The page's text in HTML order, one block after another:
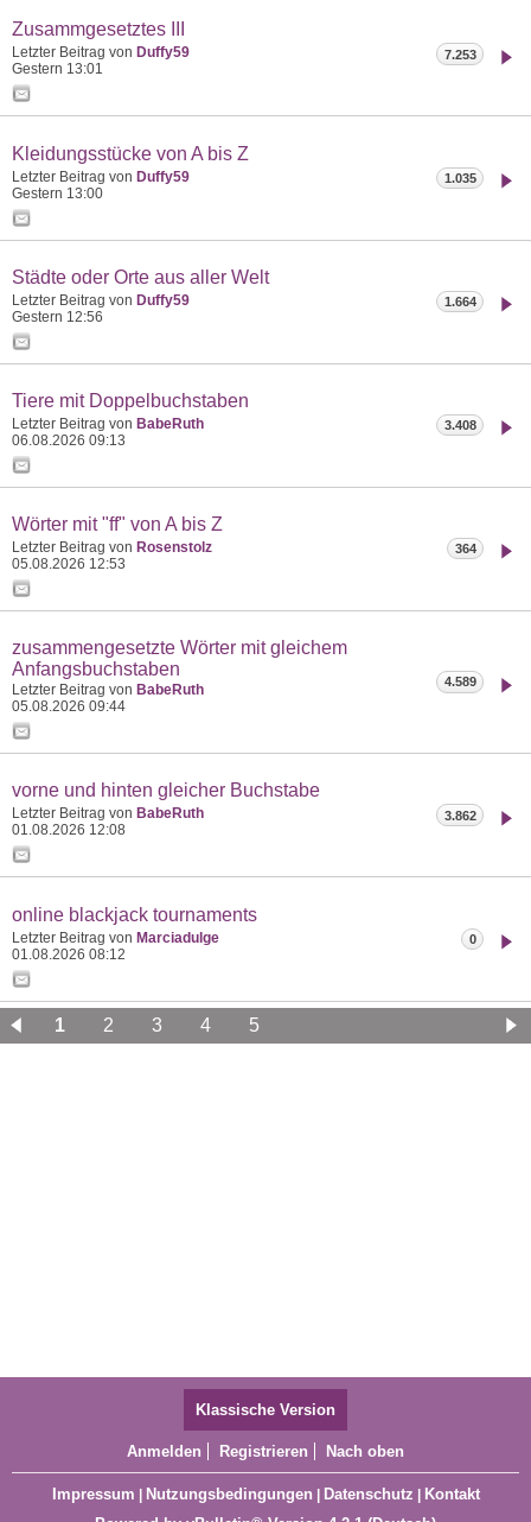
Zusammgesetztes III
Letzter Beitrag von Duffy59
Gestern 13:01
7.253
Kleidungsstücke von A bis Z
Letzter Beitrag von Duffy59
Gestern 13:00
1.035
Städte oder Orte aus aller Welt
Letzter Beitrag von Duffy59
Gestern 12:56
1.664
Tiere mit Doppelbuchstaben
Letzter Beitrag von BabeRuth
06.08.2026 09:13
3.408
Wörter mit "ff" von A bis Z
Letzter Beitrag von Rosenstolz
05.08.2026 12:53
364
zusammengesetzte Wörter mit gleichem
Anfangsbuchstaben
Letzter Beitrag von BabeRuth
05.08.2026 09:44
4.589
vorne und hinten gleicher Buchstabe
Letzter Beitrag von BabeRuth
01.08.2026 12:08
3.862
online blackjack tournaments
Letzter Beitrag von Marciadulge
01.08.2026 08:12
0
1 2 3 4 5
Klassische Version
Anmelden Registrieren Nach oben
Impressum | Nutzungsbedingungen | Datenschutz | Kontakt